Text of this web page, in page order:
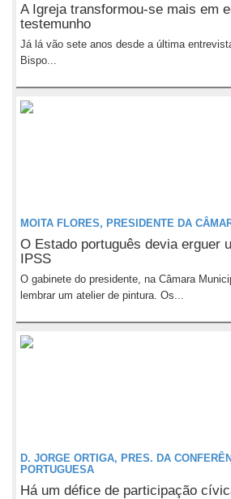
A Igreja transformou-se mais em
testemunho
Já lá vão sete anos desde a última
Bispo...
MOITA FLORES, PRESIDENTE DA
O Estado português devia erguer
IPSS
O gabinete do presidente, na Câmara
lembrar um atelier de pintura. Os...
D. JORGE ORTIGA, PRES. DA
PORTUGUESA
Há um défice de participação